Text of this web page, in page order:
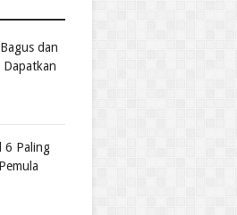
dan
Dapatkan
6 Paling